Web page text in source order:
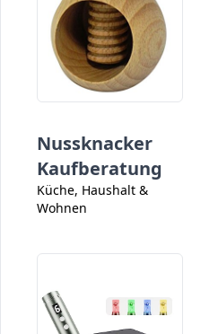
Nussknacker
Kaufberatung
Küche, Haushalt &
Wohnen